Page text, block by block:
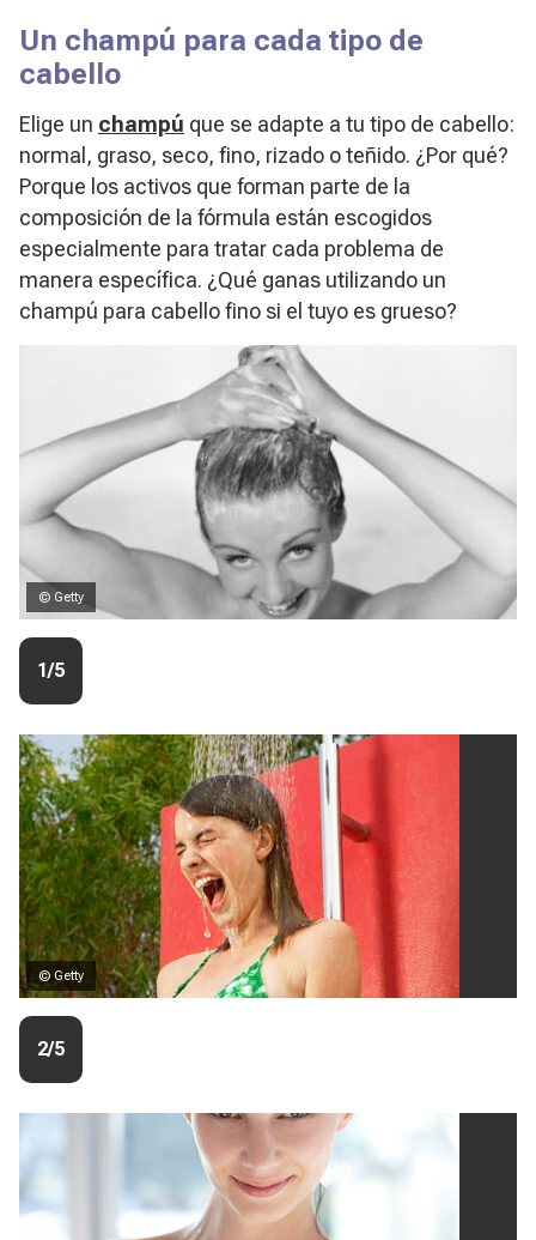
Un champú para cada tipo de
cabello
Elige un champú que se adapte a tu tipo de cabello:
normal, graso, seco, fino, rizado o teñido. ¿Por qué?
Porque los activos que forman parte de la
composición de la fórmula están escogidos
especialmente para tratar cada problema de
manera específica. ¿Qué ganas utilizando un
champú para cabello fino si el tuyo es grueso?
© Getty
1/5
© Getty
2/5